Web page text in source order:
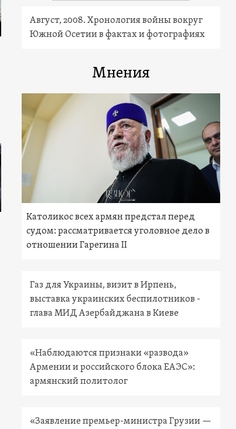
Август, 2008. Хронология войны вокруг
Южной Осетии в фактах и фотографиях
Мнения
Католикос всех армян предстал перед
судом: рассматривается уголовное дело в
отношении Гарегина II
Газ для Украины, визит в Ирпень,
выставка украинских беспилотников -
глава МИД Азербайджана в Киеве
«Наблюдаются признаки «развода»
Армении и российского блока ЕАЭС»:
армянский политолог
«Заявление премьер-министра Грузии —